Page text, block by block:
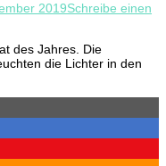
2019Schreibe einen
des Jahres. Die
die Lichter in den